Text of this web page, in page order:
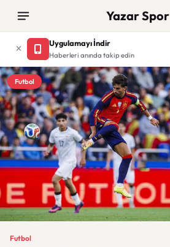
Yazar Spor
Uygulamayı İndir
Haberleri anında takip edin
Futbol
Futbol